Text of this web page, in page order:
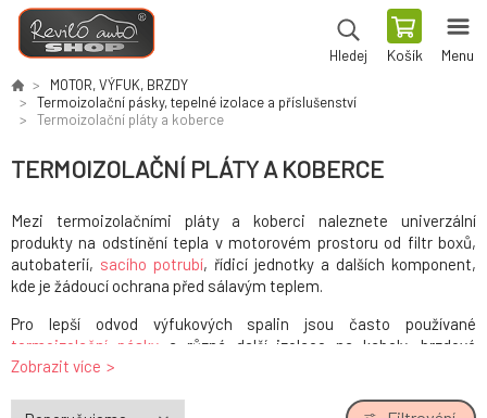
Hledej Košík Menu
MOTOR, VÝFUK, BRZDY
Termoizolační pásky, tepelné izolace a příslušenství
Termoizolační pláty a koberce
TERMOIZOLAČNÍ PLÁTY A KOBERCE
Mezi termoizolačními pláty a koberci naleznete univerzální
produkty na odstínění tepla v motorovém prostoru od filtr boxů,
autobaterií, sacího potrubí, řídicí jednotky a dalších komponent,
kde je žádoucí ochrana před sálavým teplem.
Pro lepší odvod výfukových spalin jsou často používané
termoizolační páskya různá další izolace na kabely, brzdové
hadice, turbodmychadla a jiné.
Zobrazit více